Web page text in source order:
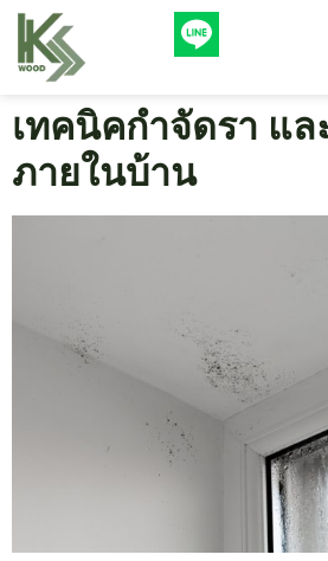
เทคนิคกำจัดรา แ
ภายในบ้าน